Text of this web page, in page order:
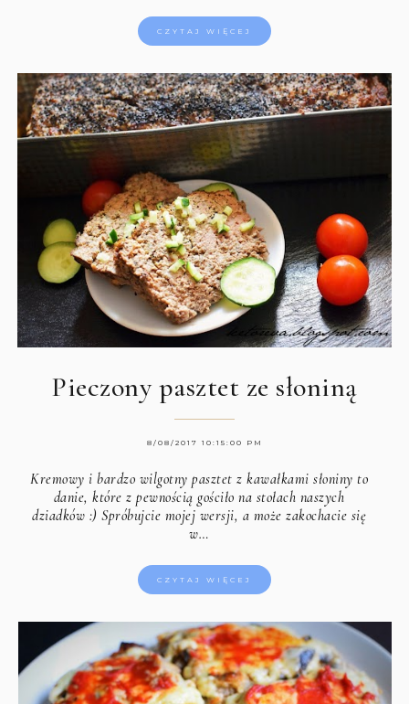
CZYTAJ WIĘCEJ
Pieczony pasztet ze słoniną
8/08/2017 10:15:00 PM
Kremowy i bardzo wilgotny pasztet z kawałkami słoniny to
danie, które z pewnością gościło na stołach naszych
dziadków :) Spróbujcie mojej wersji, a może zakochacie się
w…
CZYTAJ WIĘCEJ